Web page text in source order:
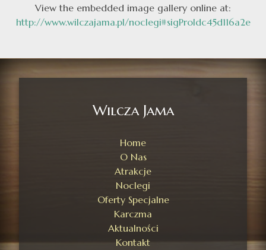
View the embedded image gallery online at:
http://www.wilczajama.pl/noclegi#sigProIdc45d116a2e
Wilcza Jama
Home
O Nas
Atrakcje
Noclegi
Oferty Specjalne
Karczma
Aktualności
Kontakt